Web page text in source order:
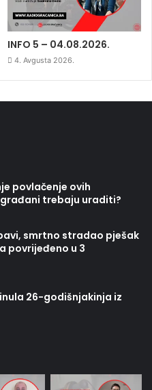
INFO 5 – 04.08.2026.
4. Avgusta 2026.
povlačenje ovih
trebaju uraditi?
smrtno stradao pješak
povrijeđeno u 3
26-godišnjakinja iz